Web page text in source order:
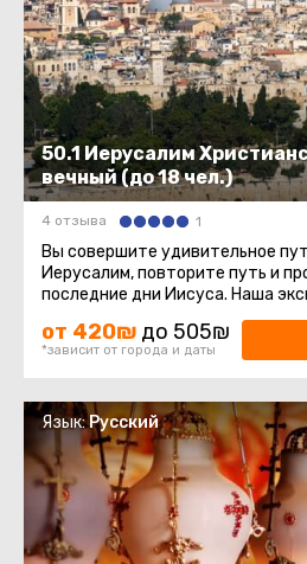
50.1 Иерусалим
вечный (до 18 чел.)
4 отзыва 1
Вы совершите удивительное
Иерусалим, повторите путь и
последние дни Иисуса. Наша
от 420₪ до 505₪
*зависит от города и даты
Язык:Русский